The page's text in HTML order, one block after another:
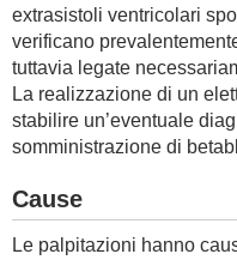
extrasistoli ventricolari
verificano
tuttavia legate
La realizzazione di un
stabilire un’eventuale
somministrazione di
Cause
Le palpitazioni hanno